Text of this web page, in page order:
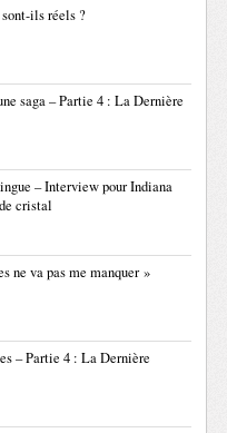
ils réels ?
saga – Partie 4 : La Dernière
– Interview pour Indiana
cristal
ne va pas me manquer »
– Partie 4 : La Dernière